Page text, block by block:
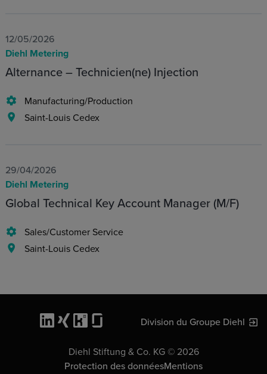
12/05/2026
Diehl Metering
Alternance – Technicien(ne) Injection
Manufacturing/Production
Saint-Louis Cedex
29/04/2026
Diehl Metering
Global Technical Key Account Manager (M/F)
Sales/Customer Service
Saint-Louis Cedex
Division du Groupe Diehl
Diehl Stiftung & Co. KG © 2026
Protection des donnéesMentions